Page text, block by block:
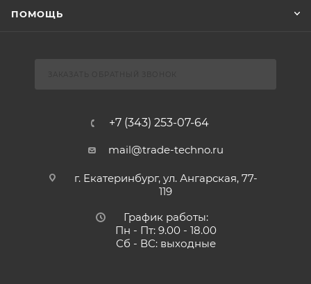
ПОМОЩЬ
+7 (343) 253-07-64
mail@trade-techno.ru
г. Екатеринбург, ул. Ангарская, 77-
119
График работы:
Пн - Пт: 9.00 - 18.00
Сб - ВС: выходные